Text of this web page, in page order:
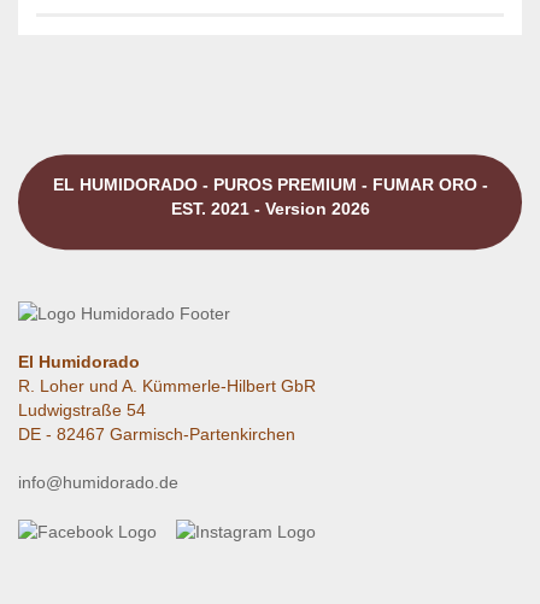
EL HUMIDORADO - PUROS PREMIUM - FUMAR ORO -
EST. 2021 - Version 2026
El Humidorado
R. Loher und A. Kümmerle-Hilbert GbR
Ludwigstraße 54
DE - 82467 Garmisch-Partenkirchen
info@humidorado.de